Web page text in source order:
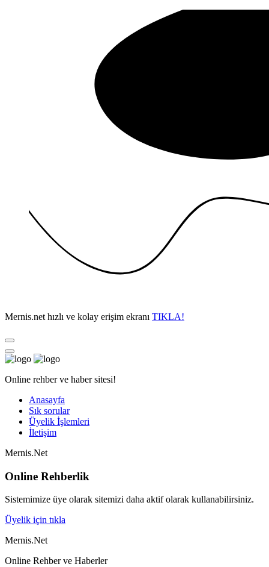
Mernis.net hızlı ve kolay erişim ekranı TIKLA!
Online rehber ve haber sitesi!
Anasayfa
Sık sorular
Üyelik İşlemleri
İletişim
Mernis.Net
Online Rehberlik
Sistemimize üye olarak sitemizi daha aktif olarak kullanabilirsiniz.
Üyelik için tıkla
Mernis.Net
Online Rehber ve Haberler